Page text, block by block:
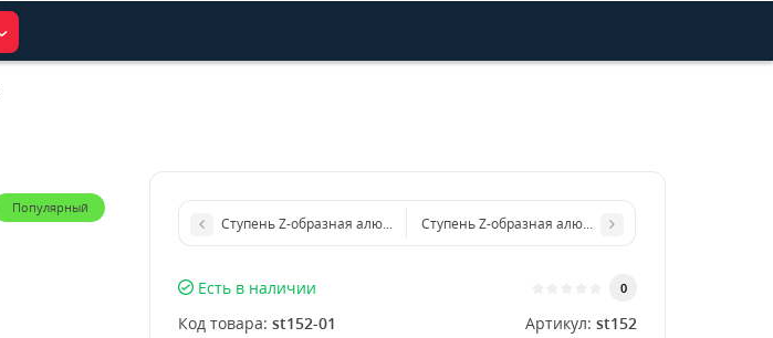
Популярный
Ступень Z-образная алюминиевая 600x4 ммСтупень Z-образная алюминиевая 800x4 мм
Есть в наличии 0
Код товара: st152-01 Артикул: st152